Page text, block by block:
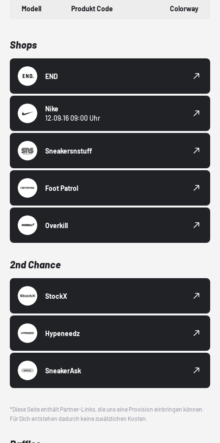
Modell Produkt Code Colorway
Shops
END
Nike
12.09.16 09:00 Uhr
Sneakersnstuff
Foot Patrol
Overkill
2nd Chance
StockX
Hypeneedz
SneakerAsk
*Diese Seite enthält Partner-Links, die uns eine Provision einbringen können.
Für Dich entstehen dadurch keine zusätzlichen Kosten.